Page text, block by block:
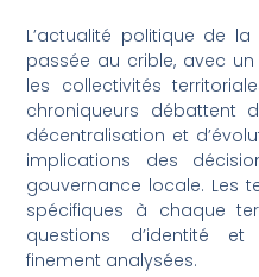
L’actualité politique de
passée au crible, avec
les collectivités
chroniqueurs débattent
décentralisation et
implications des
gouvernance locale. Les
spécifiques à chaque
questions d’identité
finement analysées.